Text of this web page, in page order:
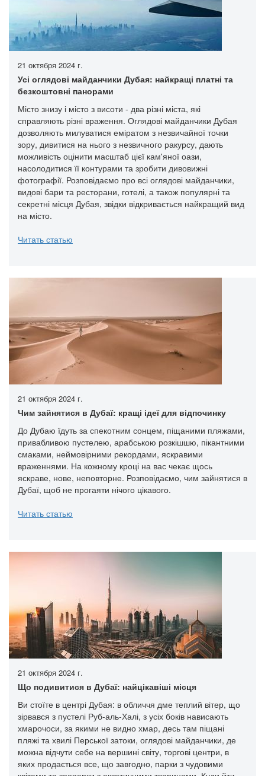
21 октября 2024 г.
Усі оглядові майданчики Дубая: найкращі платні та
безкоштовні панорами
Місто знизу і місто з висоти - два різні міста, які
справляють різні враження. Оглядові майданчики Дубая
дозволяють милуватися еміратом з незвичайної точки
зору, дивитися на нього з незвичного ракурсу, дають
можливість оцінити масштаб цієї кам'яної оази,
насолодитися її контурами та зробити дивовижні
фотографії. Розповідаємо про всі оглядові майданчики,
видові бари та ресторани, готелі, а також популярні та
секретні місця Дубая, звідки відкривається найкращий вид
на місто.
Читать статью
21 октября 2024 г.
Чим зайнятися в Дубаї: кращі ідеї для відпочинку
До Дубаю їдуть за спекотним сонцем, піщаними пляжами,
привабливою пустелею, арабською розкішшю, пікантними
смаками, неймовірними рекордами, яскравими
враженнями. На кожному кроці на вас чекає щось
яскраве, нове, неповторне. Розповідаємо, чим зайнятися в
Дубаї, щоб не прогаяти нічого цікавого.
Читать статью
21 октября 2024 г.
Що подивитися в Дубаї: найцікавіші місця
Ви стоїте в центрі Дубая: в обличчя дме теплий вітер, що
зірвався з пустелі Руб-аль-Халі, з усіх боків нависають
хмарочоси, за якими не видно хмар, десь там піщані
пляжі та хвилі Перської затоки, оглядові майданчики, де
можна відчути себе на вершині світу, торгові центри, в
яких продається все, що завгодно, парки з чудовими